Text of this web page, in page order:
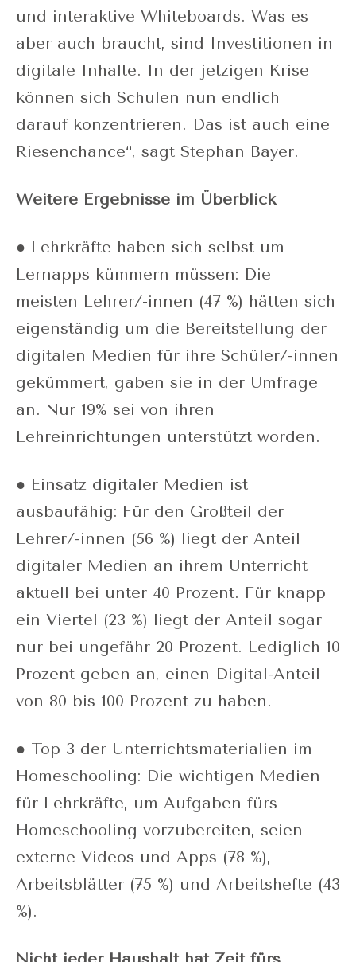
und interaktive Whiteboards. Was es
aber auch braucht, sind Investitionen in
digitale Inhalte. In der jetzigen Krise
können sich Schulen nun endlich
darauf konzentrieren. Das ist auch eine
Riesenchance“, sagt Stephan Bayer.
Weitere Ergebnisse im Überblick
● Lehrkräfte haben sich selbst um
Lernapps kümmern müssen: Die
meisten Lehrer/-innen (47 %) hätten sich
eigenständig um die Bereitstellung der
digitalen Medien für ihre Schüler/-innen
gekümmert, gaben sie in der Umfrage
an. Nur 19% sei von ihren
Lehreinrichtungen unterstützt worden.
● Einsatz digitaler Medien ist
ausbaufähig: Für den Großteil der
Lehrer/-innen (56 %) liegt der Anteil
digitaler Medien an ihrem Unterricht
aktuell bei unter 40 Prozent. Für knapp
ein Viertel (23 %) liegt der Anteil sogar
nur bei ungefähr 20 Prozent. Lediglich 10
Prozent geben an, einen Digital-Anteil
von 80 bis 100 Prozent zu haben.
● Top 3 der Unterrichtsmaterialien im
Homeschooling: Die wichtigen Medien
für Lehrkräfte, um Aufgaben fürs
Homeschooling vorzubereiten, seien
externe Videos und Apps (78 %),
Arbeitsblätter (75 %) und Arbeitshefte (43
%).